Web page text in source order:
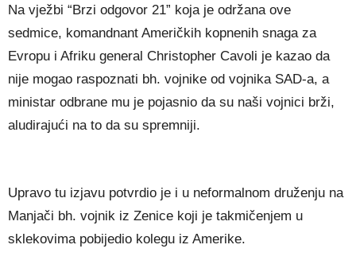
Na vježbi “Brzi odgovor 21” koja je održana ove
sedmice, komandnant Američkih kopnenih snaga za
Evropu i Afriku general Christopher Cavoli je kazao da
nije mogao raspoznati bh. vojnike od vojnika SAD-a, a
ministar odbrane mu je pojasnio da su naši vojnici brži,
aludirajući na to da su spremniji.
Upravo tu izjavu potvrdio je i u neformalnom druženju na
Manjači bh. vojnik iz Zenice koji je takmičenjem u
sklekovima pobijedio kolegu iz Amerike.